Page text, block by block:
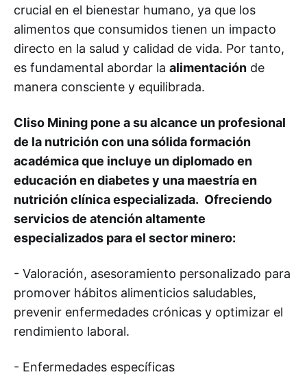
crucial en el bienestar humano, ya que los
alimentos que consumidos tienen un impacto
directo en la salud y calidad de vida. Por tanto,
es fundamental abordar la alimentación de
manera consciente y equilibrada.
Cliso Mining pone a su alcance un profesional
de la nutrición con una sólida formación
académica que incluye un diplomado en
educación en diabetes y una maestría en
nutrición clínica especializada. Ofreciendo
servicios de atención altamente
especializados para el sector minero:
- Valoración, asesoramiento personalizado para
promover hábitos alimenticios saludables,
prevenir enfermedades crónicas y optimizar el
rendimiento laboral.
- Enfermedades específicas